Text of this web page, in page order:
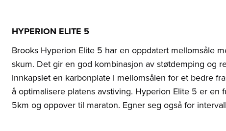
HYPERION ELITE 5
Brooks Hyperion Elite 5 har en oppdatert mellomsåle
skum. Det gir en god kombinasjon av støtdemping og
innkapslet en karbonplate i mellomsålen for et bedre
å optimalisere platens avstiving. Hyperion Elite 5 er
5km og oppover til maraton. Egner seg også for